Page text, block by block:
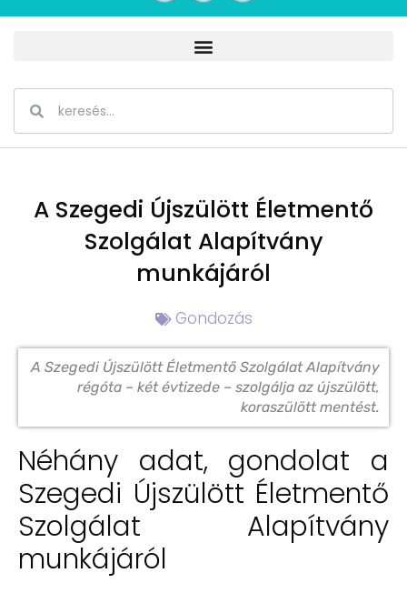
A Szegedi Újszülött Életmentő
Szolgálat Alapítvány
munkájáról
Gondozás
A Szegedi Újszülött Életmentő Szolgálat Alapítvány
régóta – két évtizede – szolgálja az újszülött,
koraszülött mentést.
Néhány adat, gondolat a
Szegedi Újszülött Életmentő
Szolgálat Alapítvány
munkájáról